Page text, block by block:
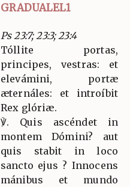
GRADUALEL1
Ps 23:7; 23:3; 23:4
Tóllite portas,
principes, vestras: et
elevámini, portæ
æternáles: et introíbit
Rex glóriæ.
℣. Quis ascéndet in
montem Dómini? aut
quis stabit in loco
sancto ejus ? Innocens
mánibus et mundo